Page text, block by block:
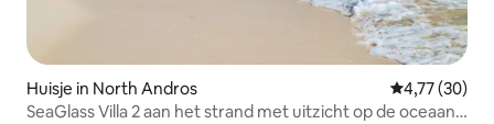
Huisje in North Andros Gemiddelde
4,77 (30)
SeaGlass Villa 2 aan het strand met uitzicht op de oceaan -